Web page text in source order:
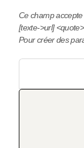
Ce champ
[texte->url] <quote>
Pour créer des